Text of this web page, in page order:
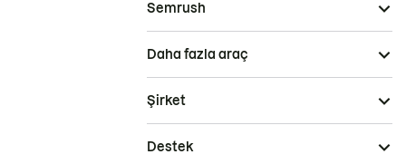
Semrush
Daha fazla araç
Şirket
Destek